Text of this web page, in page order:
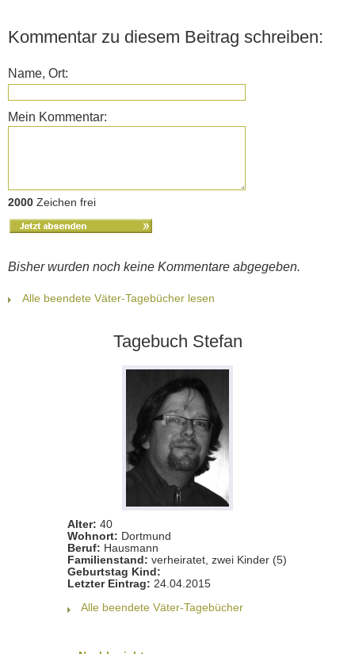
Kommentar zu diesem Beitrag schreiben:
Name, Ort:
Mein Kommentar:
2000 Zeichen frei
Bisher wurden noch keine Kommentare abgegeben.
Alle beendete Väter-Tagebücher lesen
Tagebuch Stefan
Alter: 40
Wohnort: Dortmund
Beruf: Hausmann
Familienstand: verheiratet, zwei Kinder (5)
Geburtstag Kind:
Letzter Eintrag: 24.04.2015
Alle beendete Väter-Tagebücher